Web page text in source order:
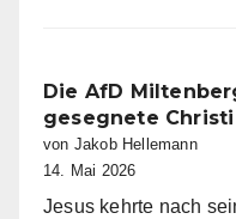
Die AfD
gesegnete
von Jakob Hellemann
14. Mai 2026
Jesus kehrte nach